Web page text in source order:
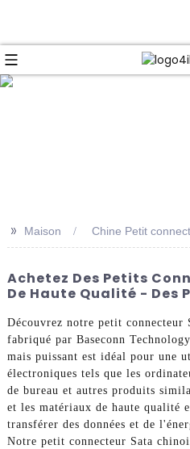
>> Maison Chine Petit
Achetez Des Petits
De Haute Qualité - Des
Découvrez notre petit connecteur
fabriqué par Baseconn
mais puissant est idéal pour une
électroniques tels que les
de bureau et autres produits
et les matériaux de haute qualité
transférer des données et de
Notre petit connecteur Sata